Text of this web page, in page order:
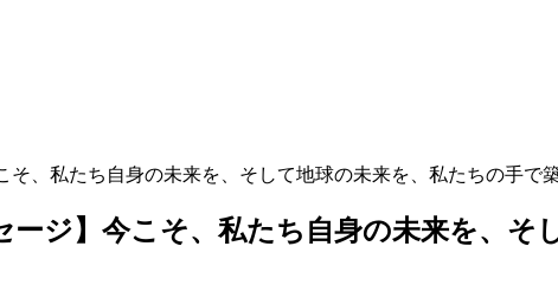
そ、私たち自身の未来を、そして地球の未来を、私たちの手で
ージ】今こそ、私たち自身の未来を、